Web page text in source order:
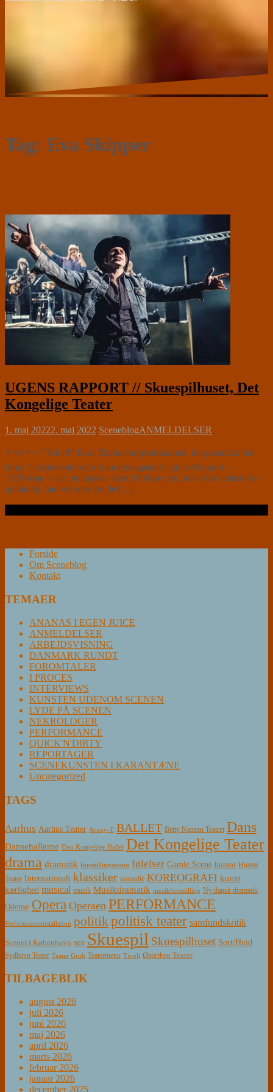
Tag: Eva Skipper
UGENS RAPPORT // Skuespilhuset, Det
Kongelige Teater
1. maj 20222. maj 2022 SceneblogANMELDELSER
⭐⭐⭐⭐⭐ ” Hit it!” Kurt Thyboe er prædikanten, the preacher, the
king! I storhedstiden for mandemagasinet Ugens Rapport –
1970’erne – var redaktøren Kurt Thyboe den ubestridte ledestjerne
på bladet, han var den lim der[…]
Forside
Om Sceneblog
Kontakt
TEMAER
ANANAS I EGEN JUICE
ANMELDELSER
ARBEJDSVISNING
DANMARK RUNDT
FOROMTALER
I PROCES
INTERVIEWS
KUNSTEN UDENOM SCENEN
LYDE PÅ SCENEN
NEKROLOGER
PERFORMANCE
QUICK'N'DIRTY
REPORTAGER
SCENEKUNSTEN I KARANTÆNE
Uncategorized
TAGS
Aarhus Aarhus Teater Aveny-T BALLET Betty Nansen Teatret Dans
Dansehallerne Den Kongelige Ballet Det Kongelige Teater
drama dramatik forestillingsmenu følelser Gamle Scene humor Husets
Teater Internationalt klassiker komedie KOREOGRAFI kunst
kærlighed musical musik Musikdramatik musikforestilling Ny dansk dramatik
Odense Opera Operaen PERFORMANCE
Performanceinstallation politikpolitisk teater samfundskritik
Scener i København sex Skuespil Skuespilhuset Sort/Hvid
Sydhavn Teater Teater Grob Teatermenu Tivoli Østerbro Teater
TILBAGEBLIK
august 2026
juli 2026
juni 2026
maj 2026
april 2026
marts 2026
februar 2026
januar 2026
december 2025